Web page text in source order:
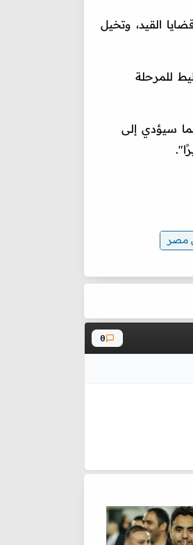
ودفعنا 700 مليون جنيه في قضايا القيد، وتخيل
للمرحلة
سيؤدي إلى
مصر
0